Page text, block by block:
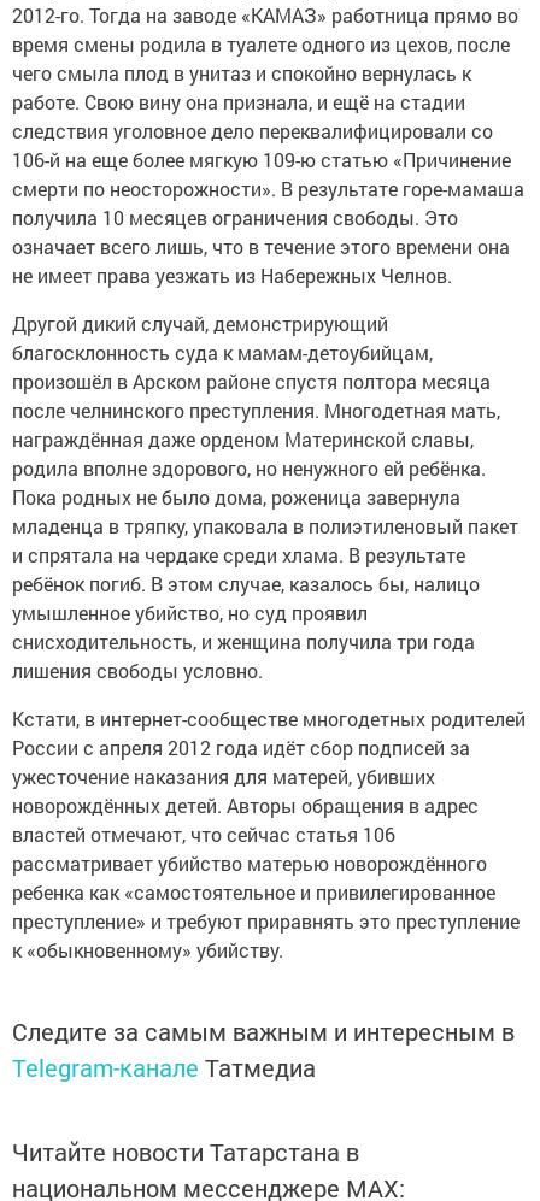
2012-го. Тогда на заводе «КАМАЗ» работница прямо во
время смены родила в туалете одного из цехов, после
чего смыла плод в унитаз и спокойно вернулась к
работе. Свою вину она признала, и ещё на стадии
следствия уголовное дело переквалифицировали со
106-й на еще более мягкую 109-ю статью «Причинение
смерти по неосторожности». В результате горе-мамаша
получила 10 месяцев ограничения свободы. Это
означает всего лишь, что в течение этого времени она
не имеет права уезжать из Набережных Челнов.
Другой дикий случай, демонстрирующий
благосклонность суда к мамам-детоубийцам,
произошёл в Арском районе спустя полтора месяца
после челнинского преступления. Многодетная мать,
награждённая даже орденом Материнской славы,
родила вполне здорового, но ненужного ей ребёнка.
Пока родных не было дома, роженица завернула
младенца в тряпку, упаковала в полиэтиленовый пакет
и спрятала на чердаке среди хлама. В результате
ребёнок погиб. В этом случае, казалось бы, налицо
умышленное убийство, но суд проявил
снисходительность, и женщина получила три года
лишения свободы условно.
Кстати, в интернет-сообществе многодетных родителей
России с апреля 2012 года идёт сбор подписей за
ужесточение наказания для матерей, убивших
новорождённых детей. Авторы обращения в адрес
властей отмечают, что сейчас статья 106
рассматривает убийство матерью новорождённого
ребенка как «самостоятельное и привилегированное
преступление» и требуют приравнять это преступление
к «обыкновенному» убийству.
Следите за самым важным и интересным в
Telegram-канале Татмедиа
Читайте новости Татарстана в
национальном мессенджере MАХ: